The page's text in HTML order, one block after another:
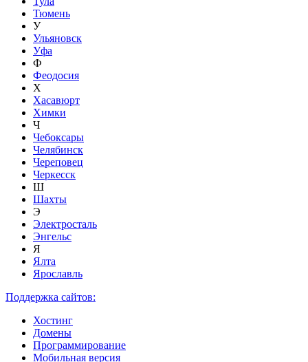
Тюмень
У
Ульяновск
Уфа
Ф
Феодосия
Х
Хасавюрт
Химки
Ч
Чебоксары
Челябинск
Череповец
Черкесск
Ш
Шахты
Э
Электросталь
Энгельс
Я
Ялта
Ярославль
Поддержка сайтов:
Хостинг
Домены
Программирование
Мобильная версия